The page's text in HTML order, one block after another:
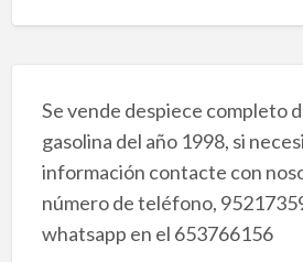
Se vende despiece completo
gasolina del año 1998, si
información contacte con
número de teléfono,
whatsapp en el 653766156